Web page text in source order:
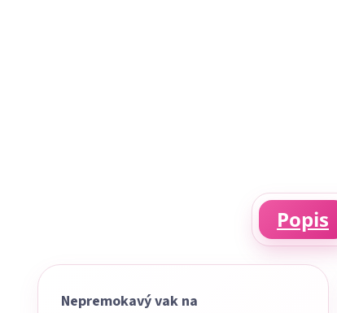
Popis
Nepremokavý vak na